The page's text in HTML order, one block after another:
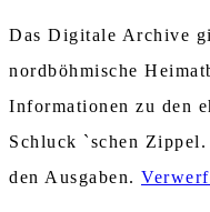
Das Digitale Archive
nordböhmische
Informationen zu den
Schluck `schen
den Ausgaben.